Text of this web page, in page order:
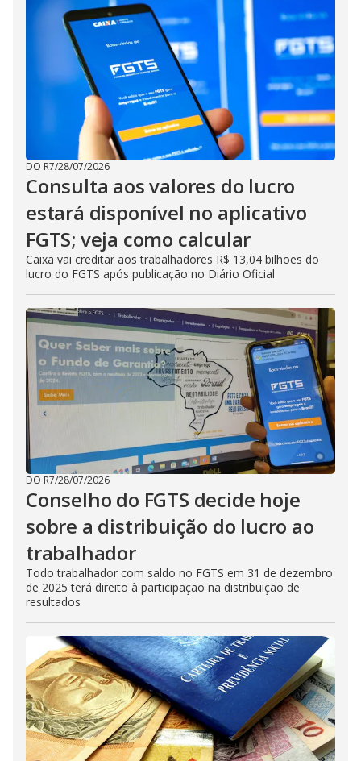
DO R7/28/07/2026
Consulta aos valores do lucro
estará disponível no aplicativo
FGTS; veja como calcular
Caixa vai creditar aos trabalhadores R$ 13,04 bilhões do
lucro do FGTS após publicação no Diário Oficial
DO R7/28/07/2026
Conselho do FGTS decide hoje
sobre a distribuição do lucro ao
trabalhador
Todo trabalhador com saldo no FGTS em 31 de dezembro
de 2025 terá direito à participação na distribuição de
resultados